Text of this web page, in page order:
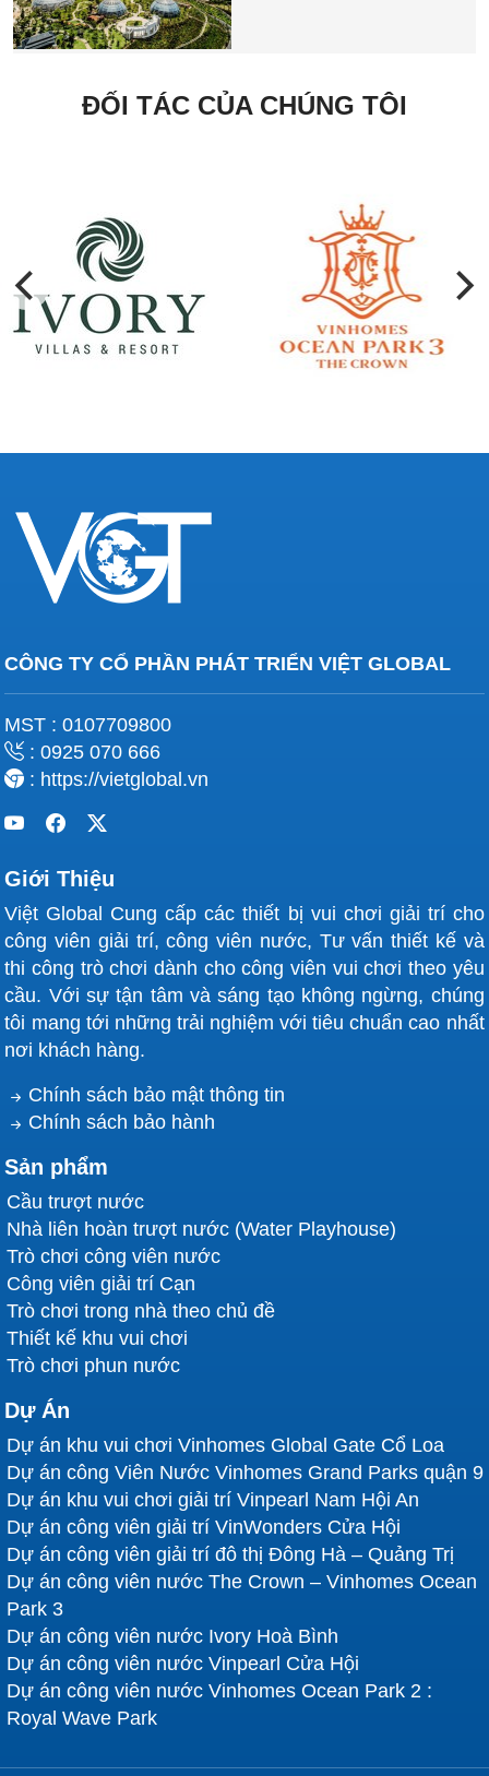
ĐỐI TÁC CỦA CHÚNG TÔI
CÔNG TY CỔ PHẦN PHÁT TRIỂN VIỆT GLOBAL
MST : 0107709800
: 0925 070 666
: https://vietglobal.vn
Giới Thiệu
Việt Global Cung cấp các thiết bị vui chơi giải trí cho
công viên giải trí, công viên nước, Tư vấn thiết kế và
thi công trò chơi dành cho công viên vui chơi theo yêu
cầu. Với sự tận tâm và sáng tạo không ngừng, chúng
tôi mang tới những trải nghiệm với tiêu chuẩn cao nhất
nơi khách hàng.
Chính sách bảo mật thông tin
Chính sách bảo hành
Sản phẩm
Cầu trượt nước
Nhà liên hoàn trượt nước (Water Playhouse)
Trò chơi công viên nước
Công viên giải trí Cạn
Trò chơi trong nhà theo chủ đề
Thiết kế khu vui chơi
Trò chơi phun nước
Dự Án
Dự án khu vui chơi Vinhomes Global Gate Cổ Loa
Dự án công Viên Nước Vinhomes Grand Parks quận 9
Dự án khu vui chơi giải trí Vinpearl Nam Hội An
Dự án công viên giải trí VinWonders Cửa Hội
Dự án công viên giải trí đô thị Đông Hà – Quảng Trị
Dự án công viên nước The Crown – Vinhomes Ocean
Park 3
Dự án công viên nước Ivory Hoà Bình
Dự án công viên nước Vinpearl Cửa Hội
Dự án công viên nước Vinhomes Ocean Park 2 :
Royal Wave Park